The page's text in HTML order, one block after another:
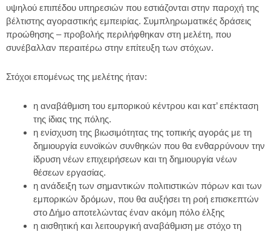
υψηλού επιπέδου υπηρεσιών που εστιάζονται στην παροχή της
βέλτιστης αγοραστικής εμπειρίας. Συμπληρωματικές δράσεις
προώθησης – προβολής περιλήφθηκαν στη μελέτη, που
συνέβαλλαν περαιτέρω στην επίτευξη των στόχων.
Στόχοι επομένως της μελέτης ήταν:
η αναβάθμιση του εμπορικού κέντρου και κατ’ επέκταση
της ίδιας της πόλης.
η ενίσχυση της βιωσιμότητας της τοπικής αγοράς με τη
δημιουργία ευνοϊκών συνθηκών που θα ενθαρρύνουν την
ίδρυση νέων επιχειρήσεων και τη δημιουργία νέων
θέσεων εργασίας.
η ανάδειξη των σημαντικών πολιτιστικών πόρων και των
εμπορικών δρόμων, που θα αυξήσει τη ροή επισκεπτών
στο Δήμο αποτελώντας έναν ακόμη πόλο έλξης
η αισθητική και λειτουργική αναβάθμιση με στόχο τη